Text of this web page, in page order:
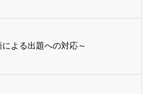
による出題への対応～